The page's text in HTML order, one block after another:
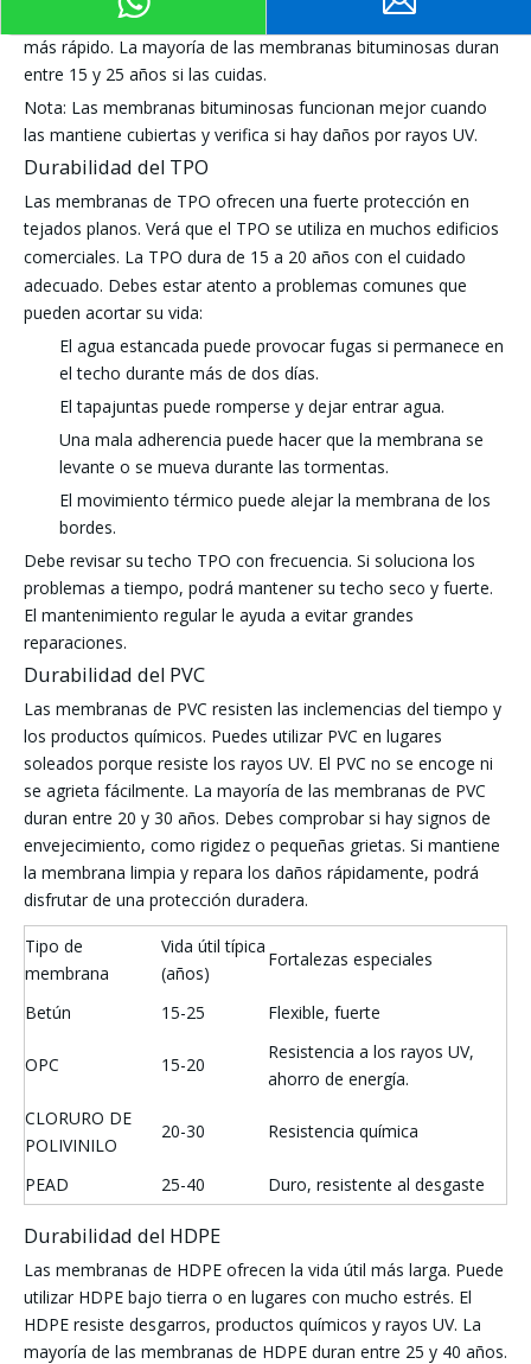
bloquear la luz solar. Sin esto, la membrana puede romperse
más rápido. La mayoría de las membranas bituminosas duran
entre 15 y 25 años si las cuidas.
Nota: Las membranas bituminosas funcionan mejor cuando
las mantiene cubiertas y verifica si hay daños por rayos UV.
Durabilidad del TPO
Las membranas de TPO ofrecen una fuerte protección en
tejados planos. Verá que el TPO se utiliza en muchos edificios
comerciales. La TPO dura de 15 a 20 años con el cuidado
adecuado. Debes estar atento a problemas comunes que
pueden acortar su vida:
El agua estancada puede provocar fugas si permanece en
el techo durante más de dos días.
El tapajuntas puede romperse y dejar entrar agua.
Una mala adherencia puede hacer que la membrana se
levante o se mueva durante las tormentas.
El movimiento térmico puede alejar la membrana de los
bordes.
Debe revisar su techo TPO con frecuencia. Si soluciona los
problemas a tiempo, podrá mantener su techo seco y fuerte.
El mantenimiento regular le ayuda a evitar grandes
reparaciones.
Durabilidad del PVC
Las membranas de PVC resisten las inclemencias del tiempo y
los productos químicos. Puedes utilizar PVC en lugares
soleados porque resiste los rayos UV. El PVC no se encoge ni
se agrieta fácilmente. La mayoría de las membranas de PVC
duran entre 20 y 30 años. Debes comprobar si hay signos de
envejecimiento, como rigidez o pequeñas grietas. Si mantiene
la membrana limpia y repara los daños rápidamente, podrá
disfrutar de una protección duradera.
Tipo de
membrana
Vida útil típica
(años)
Fortalezas especiales
Betún 15-25 Flexible, fuerte
OPC 15-20
Resistencia a los rayos UV,
ahorro de energía.
CLORURO DE
POLIVINILO
20-30 Resistencia química
PEAD 25-40 Duro, resistente al desgaste
Durabilidad del HDPE
Las membranas de HDPE ofrecen la vida útil más larga. Puede
utilizar HDPE bajo tierra o en lugares con mucho estrés. El
HDPE resiste desgarros, productos químicos y rayos UV. La
mayoría de las membranas de HDPE duran entre 25 y 40 años.